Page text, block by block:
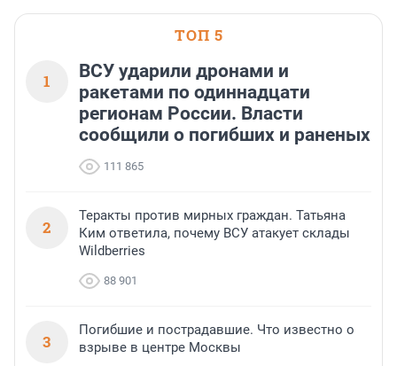
ТОП 5
1
ВСУ ударили дронами и
ракетами по одиннадцати
регионам России. Власти
сообщили о погибших и раненых
111 865
2
Теракты против мирных граждан. Татьяна
Ким ответила, почему ВСУ атакует склады
Wildberries
88 901
3
Погибшие и пострадавшие. Что известно о
взрыве в центре Москвы